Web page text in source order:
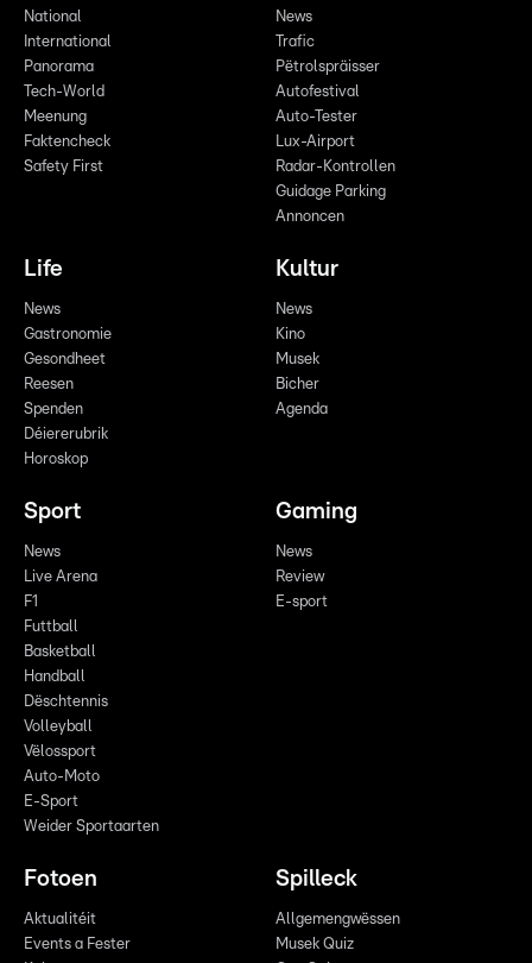
National
International
Panorama
Tech-World
Meenung
Faktencheck
Safety First
News
Trafic
Pëtrolspräisser
Autofestival
Auto-Tester
Lux-Airport
Radar-Kontrollen
Guidage Parking
Annoncen
Life
News
Gastronomie
Gesondheet
Reesen
Spenden
Déiererubrik
Horoskop
Kultur
News
Kino
Musek
Bicher
Agenda
Sport
News
Live Arena
F1
Futtball
Basketball
Handball
Dëschtennis
Volleyball
Vëlossport
Auto-Moto
E-Sport
Weider Sportaarten
Gaming
News
Review
E-sport
Fotoen
Aktualitéit
Events a Fester
Spilleck
Allgemengwëssen
Musek Quiz